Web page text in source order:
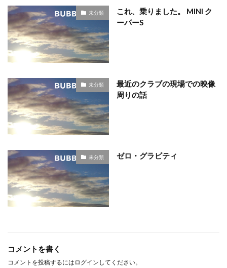
未分類
これ、乗りました。 MINI ク
ーパーS
未分類
最近のクラブの現場での映像
周りの話
未分類 ゼロ・グラビティ
コメントを書く
コメントを投稿するには ログイン してください。